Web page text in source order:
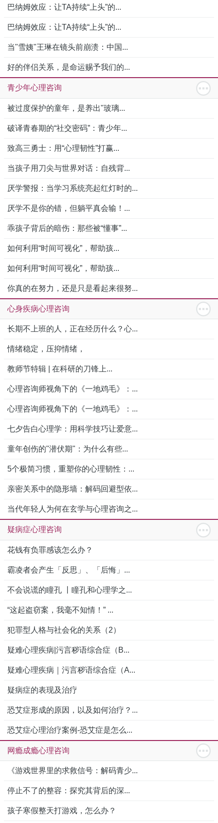
巴纳姆效应：让TA持续“上头”的...
巴纳姆效应：让TA持续“上头”的...
当"雪姨"王琳在镜头前崩溃：中国...
好的伴侣关系，是命运赐予我们的...
青少年心理咨询
被过度保护的童年，是养出"玻璃...
破译青春期的“社交密码”：青少年...
致高三勇士：用“心理韧性”打赢...
当孩子用刀尖与世界对话：自残背...
厌学警报：当学习系统亮起红灯时的...
厌学不是你的错，但躺平真会输！...
乖孩子背后的暗伤：那些被“懂事”...
如何利用“时间可视化”，帮助孩...
如何利用“时间可视化”，帮助孩...
你真的在努力，还是只是看起来很努...
心身疾病心理咨询
长期不上班的人，正在经历什么？心...
情绪稳定，压抑情绪，
教师节特辑 | 在科研的刀锋上...
心理咨询师视角下的《一地鸡毛》：...
心理咨询师视角下的《一地鸡毛》：...
七夕告白心理学：用科学技巧让爱意...
童年创伤的"潜伏期"：为什么有些...
5个极简习惯，重塑你的心理韧性：...
亲密关系中的隐形墙：解码回避型依...
当代年轻人为何在玄学与心理咨询之...
疑病症心理咨询
花钱有负罪感该怎么办？
霸凌者会产生「反思」、「后悔」...
不会说谎的瞳孔 丨瞳孔和心理学之...
“这起盗窃案，我毫不知情！” ...
犯罪型人格与社会化的关系（2）
疑难心理疾病|污言秽语综合症（B...
疑难心理疾病｜污言秽语综合症（A...
疑病症的表现及治疗
恐艾症形成的原因，以及如何治疗？...
恐艾症心理治疗案例-恐艾症是怎么...
网瘾成瘾心理咨询
《游戏世界里的求救信号：解码青少...
停止不了的整容：探究其背后的深...
孩子寒假整天打游戏，怎么办？